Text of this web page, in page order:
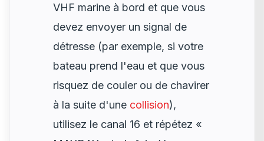
VHF marine à bord et que vous
devez envoyer un signal de
détresse (par exemple, si votre
bateau prend l'eau et que vous
risquez de couler ou de chavirer
à la suite d'une collision),
utilisez le canal 16 et répétez «